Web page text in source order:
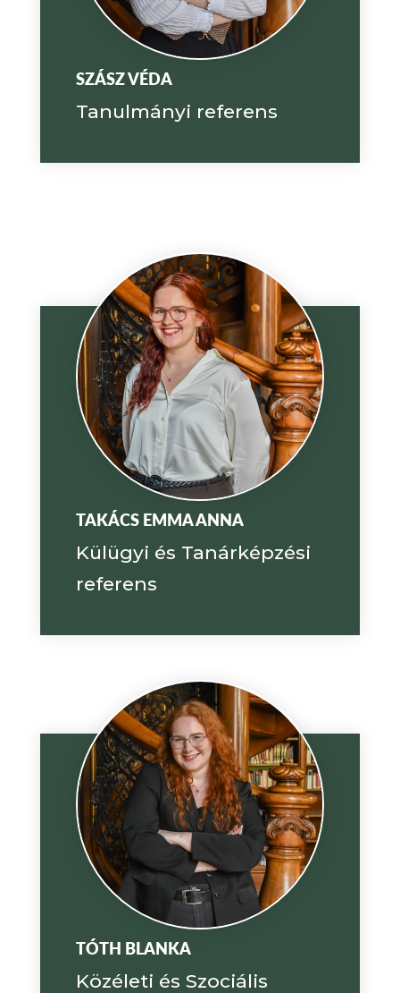
SZÁSZ VÉDA
Tanulmányi referens
TAKÁCS EMMA ANNA
Külügyi és Tanárképzési
referens
TÓTH BLANKA
Közéleti és Szociális